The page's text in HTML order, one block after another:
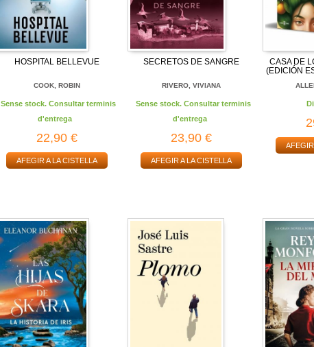
HOSPITAL BELLEVUE
COOK, ROBIN
Sense stock. Consultar terminis
d'entrega
22,90 €
AFEGIR A LA CISTELLA
SECRETOS DE SANGRE
RIVERO, VIVIANA
Sense stock. Consultar terminis
d'entrega
23,90 €
AFEGIR A LA CISTELLA
CASA DE
(EDICIÓN